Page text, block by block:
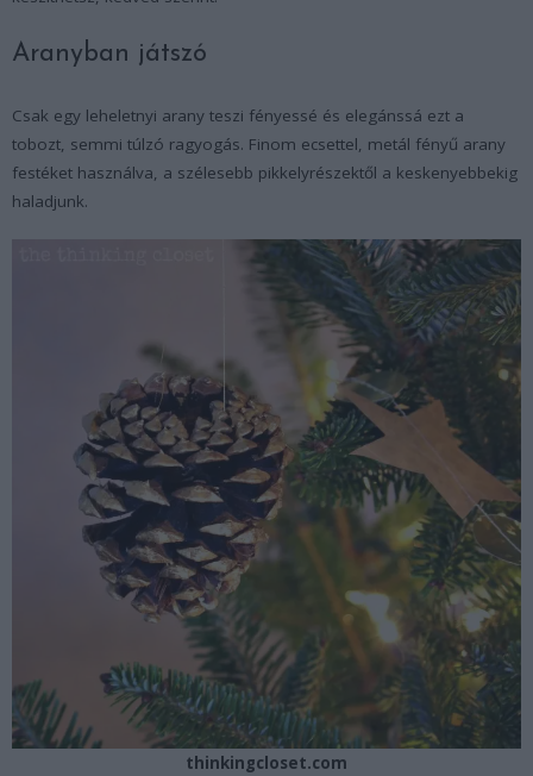
Aranyban játszó
Csak egy leheletnyi arany teszi fényessé és elegánssá ezt a
tobozt, semmi túlzó ragyogás. Finom ecsettel, metál fényű arany
festéket használva, a szélesebb pikkelyrészektől a keskenyebbekig
haladjunk.
thinkingcloset.com